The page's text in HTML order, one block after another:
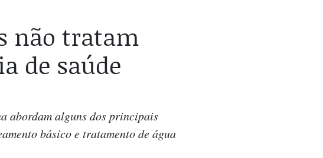
não tratam
de saúde
abordam alguns dos principais
básico e tratamento de água